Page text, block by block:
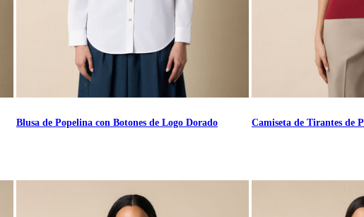
Blusa de Popelina con Botones de Logo Dorado Camiseta de Tirantes de